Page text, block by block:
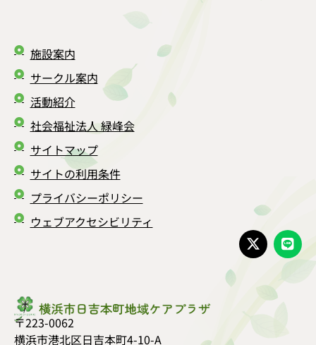
〒223-0062
横浜市港北区日吉本町4-10-A
施設案内
サークル案内
活動紹介
社会福祉法人 緑峰会
サイトマップ
サイトの利用条件
プライバシーポリシー
ウェブアクセシビリティ